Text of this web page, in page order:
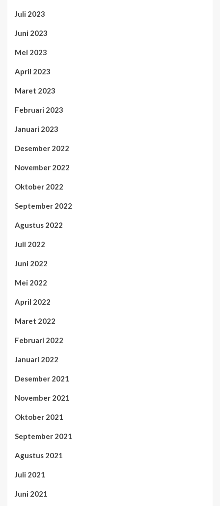
Juli 2023
Juni 2023
Mei 2023
April 2023
Maret 2023
Februari 2023
Januari 2023
Desember 2022
November 2022
Oktober 2022
September 2022
Agustus 2022
Juli 2022
Juni 2022
Mei 2022
April 2022
Maret 2022
Februari 2022
Januari 2022
Desember 2021
November 2021
Oktober 2021
September 2021
Agustus 2021
Juli 2021
Juni 2021